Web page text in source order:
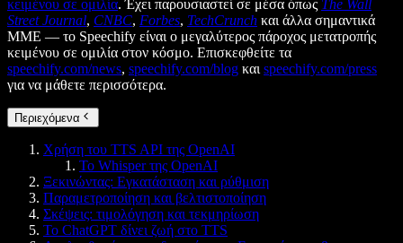
κειμένου σε ομιλία. Έχει παρουσιαστεί σε μέσα όπως The Wall
Street Journal, CNBC, Forbes, TechCrunch και άλλα σημαντικά
ΜΜΕ — το Speechify είναι ο μεγαλύτερος πάροχος μετατροπής
κειμένου σε ομιλία στον κόσμο. Επισκεφθείτε τα
speechify.com/news, speechify.com/blog και speechify.com/press
για να μάθετε περισσότερα.
Περιεχόμενα
Χρήση του TTS API της OpenAI
Το Whisper της OpenAI
Ξεκινώντας: Εγκατάσταση και ρύθμιση
Παραμετροποίηση και βελτιστοποίηση
Σκέψεις: τιμολόγηση και τεκμηρίωση
Το ChatGPT δίνει ζωή στο TTS